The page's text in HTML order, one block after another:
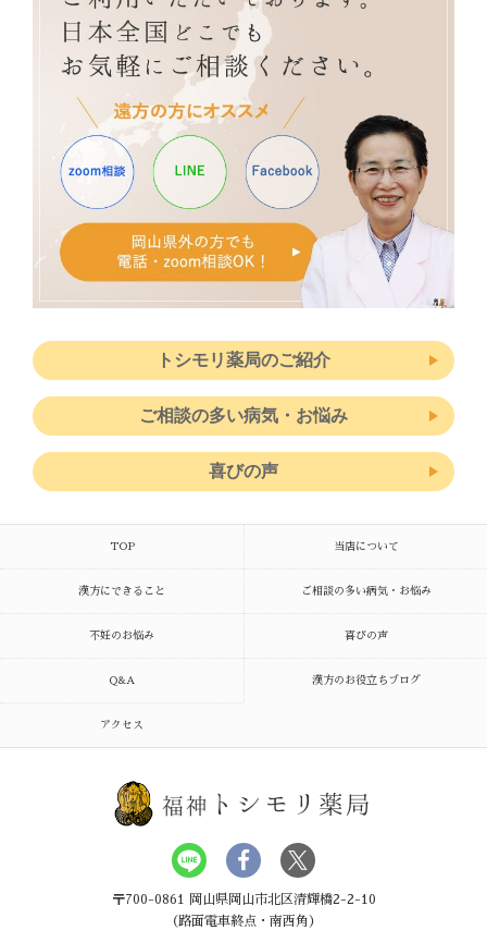
トシモリ薬局のご紹介
ご相談の多い病気・お悩み
喜びの声
TOP 当店について
漢方にできること ご相談の多い病気・お悩み
不妊のお悩み 喜びの声
Q&A 漢方のお役立ちブログ
アクセス
福神 トシモリ薬局
〒700-0861 岡山県岡山市北区清輝橋2-2-10
（路面電車終点・南西角）